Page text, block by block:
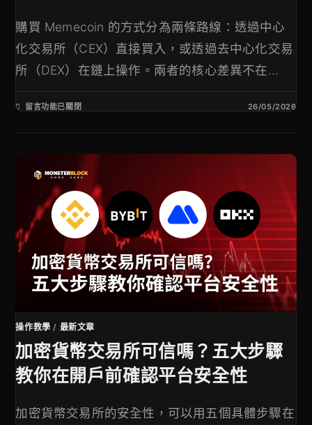
購買 Memecoin 的方式分為兩條路線：透過中心
化交易所（CEX）直接買入，或透過去中心化交易
所（DEX）在鏈上操作。兩者的核心差異不在...
留言功能已關閉 26/05/2026
操作教學 / 最新文章
加密貨幣交易所可信嗎？五大步驟
教你在開戶前確認平台安全性
加密貨幣交易所的安全性，可以用五個具體步驟在